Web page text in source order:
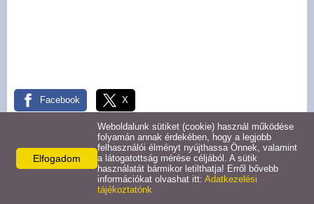
EFOP-1.5.2-16-2017-00008
Facebook X
Vissza az előző oldalra!
Elfogadom
Weboldalunk sütiket (cookie) használ működése
folyamán annak érdekében, hogy a legjobb
felhasználói élményt nyújthassa Önnek, valamint
a látogatottság mérése céljából. A sütik
használatát bármikor letilthatja! Erről bővebb
információkat olvashat itt: Adatkezelési
tájékoztatónk